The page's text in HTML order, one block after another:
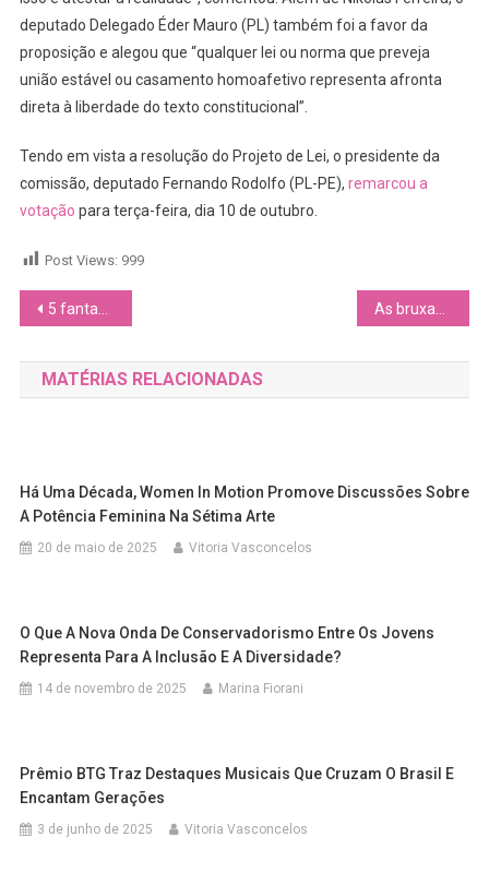
deputado Delegado Éder Mauro (PL) também foi a favor da
proposição e alegou que “qualquer lei ou norma que preveja
união estável ou casamento homoafetivo representa afronta
direta à liberdade do texto constitucional”.
Tendo em vista a resolução do Projeto de Lei, o presidente da
comissão, deputado Fernando Rodolfo (PL-PE), remarcou a
votação para terça-feira, dia 10 de outubro.
Post Views: 999
Navegação
de
Post
5 fantasias para você e sua namorada aterrorizarem nesse Halloween
MATÉRIAS RELACIONADAS
Há Uma Década, Women In Motion Promove Discussões Sobre
A Potência Feminina Na Sétima Arte
20 de maio de 2025 Vitoria Vasconcelos
O Que A Nova Onda De Conservadorismo Entre Os Jovens
Representa Para A Inclusão E A Diversidade?
14 de novembro de 2025 Marina Fiorani
Prêmio BTG Traz Destaques Musicais Que Cruzam O Brasil E
Encantam Gerações
3 de junho de 2025 Vitoria Vasconcelos